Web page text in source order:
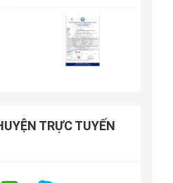
TRỰC TUYẾN